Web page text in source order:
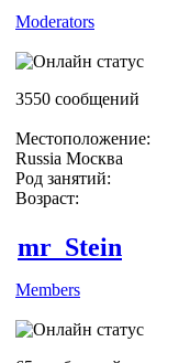
Moderators
3550 сообщений
Местоположение:
Russia Москва
Род занятий:
Возраст:
mr_Stein
Members